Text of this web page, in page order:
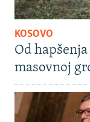
KOSOVO
Od
masovnoj